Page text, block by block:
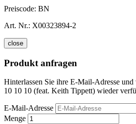
Preiscode: BN
Art. Nr.: X00323894-2
close
Produkt anfragen
Hinterlassen Sie ihre E-Mail-Adresse
10 10 10 (feat. Keith Tippett) wieder
E-Mail-Adresse
Menge